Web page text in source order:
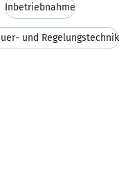
Inbetriebnahme
und Regelungstechnik